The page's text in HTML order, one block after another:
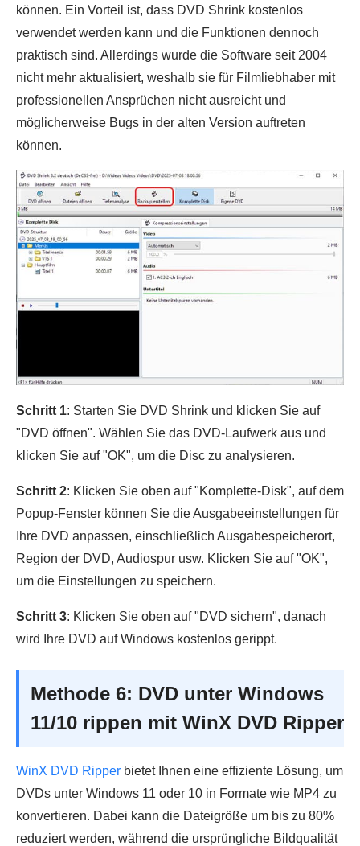
können. Ein Vorteil ist, dass DVD Shrink kostenlos
verwendet werden kann und die Funktionen dennoch
praktisch sind. Allerdings wurde die Software seit 2004
nicht mehr aktualisiert, weshalb sie für Filmliebhaber mit
professionellen Ansprüchen nicht ausreicht und
möglicherweise Bugs in der alten Version auftreten
können.
Schritt 1: Starten Sie DVD Shrink und klicken Sie auf
"DVD öffnen". Wählen Sie das DVD-Laufwerk aus und
klicken Sie auf "OK", um die Disc zu analysieren.
Schritt 2: Klicken Sie oben auf "Komplette-Disk", auf dem
Popup-Fenster können Sie die Ausgabeeinstellungen für
Ihre DVD anpassen, einschließlich Ausgabespeicherort,
Region der DVD, Audiospur usw. Klicken Sie auf "OK",
um die Einstellungen zu speichern.
Schritt 3: Klicken Sie oben auf "DVD sichern", danach
wird Ihre DVD auf Windows kostenlos gerippt.
Methode 6: DVD unter Windows
11/10 rippen mit WinX DVD Ripper
WinX DVD Ripper bietet Ihnen eine effiziente Lösung, um
DVDs unter Windows 11 oder 10 in Formate wie MP4 zu
konvertieren. Dabei kann die Dateigröße um bis zu 80%
reduziert werden, während die ursprüngliche Bildqualität